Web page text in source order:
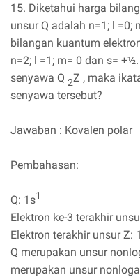
15. Diketahui harga
unsur Q adalah n=1; l =0;
bilangan kuantum
n=2; l =1; m= 0 dan s=
senyawa Q 2Z , maka
senyawa tersebut?
Jawaban : Kovalen polar
Pembahasan:
Q: 1s1
Elektron ke-3 terakhir
Elektron terakhir unsur Z:
Q merupakan unsur
merupakan unsur